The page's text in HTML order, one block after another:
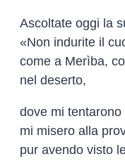
Ascoltate oggi la
«Non indurite il
come a Merìba,
nel deserto,
dove mi
mi misero alla
pur avendo visto